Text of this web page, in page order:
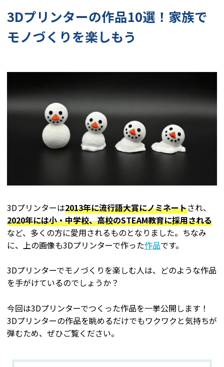
3Dプリンターの作品10選！家族で
モノづくりを楽しもう
3Dプリンターは2013年に流行語大賞にノミネートされ、
2020年には小・中学校、高校のSTEAM教育に採用される
など、多くの方に愛用されるものとなりました。ちなみ
に、上の画像も3Dプリンターで作った作品です。
3Dプリンターでモノづくりを楽しむ人は、どのような作品
を手がけているのでしょうか？
今回は3Dプリンターでつくった作品を一挙公開します！
3Dプリンターの作品を眺めるだけでもワクワクと気持ちが
弾むため、ぜひご覧ください。